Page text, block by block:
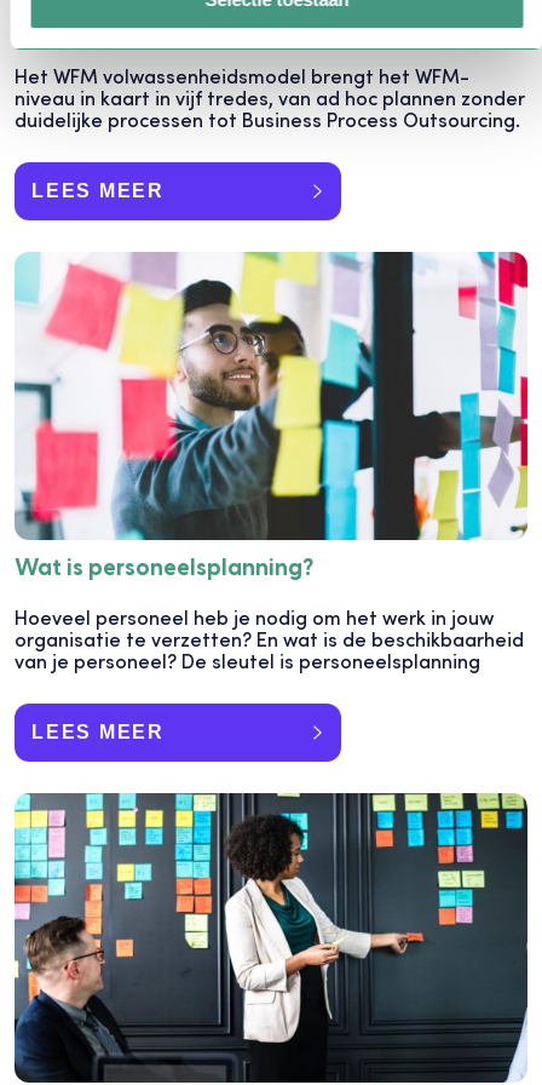
volwassenheidsmodel
Het WFM volwassenheidsmodel brengt het WFM-
niveau in kaart in vijf tredes, van ad hoc plannen zonder
duidelijke processen tot Business Process Outsourcing.
LEES MEER
Wat is personeelsplanning?
Hoeveel personeel heb je nodig om het werk in jouw
organisatie te verzetten? En wat is de beschikbaarheid
van je personeel? De sleutel is personeelsplanning
LEES MEER